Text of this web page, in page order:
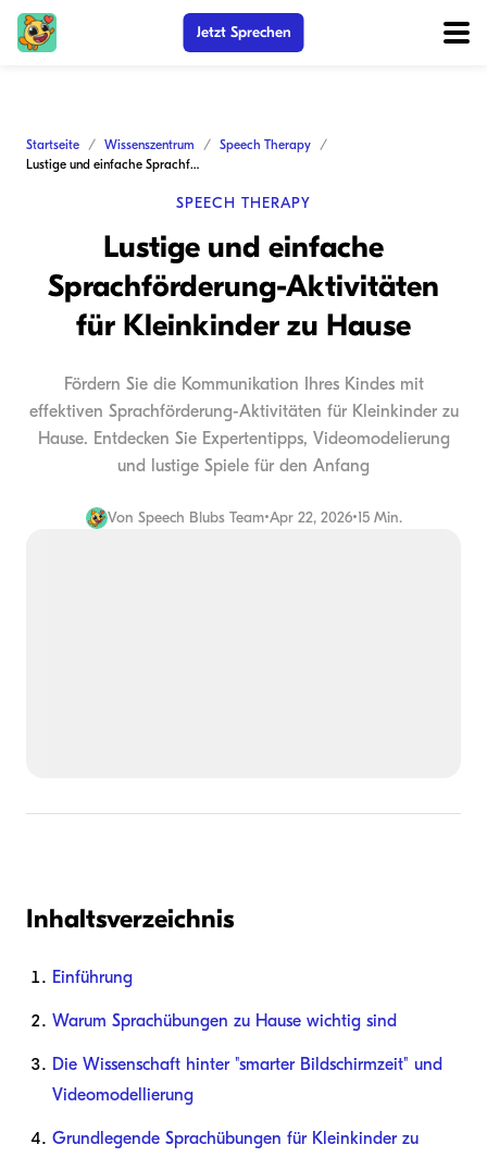
Jetzt Sprechen
Startseite Wissenszentrum
Speech Therapy
Lustige und einfache Sprachförderung-Aktivitäten für Kleinkinder zu Hause
SPEECH THERAPY
Lustige und einfache
Sprachförderung-Aktivitäten
für Kleinkinder zu Hause
Fördern Sie die Kommunikation Ihres Kindes mit
effektiven Sprachförderung-Aktivitäten für Kleinkinder zu
Hause. Entdecken Sie Expertentipps, Videomodelierung
und lustige Spiele für den Anfang
Von Speech Blubs Team•Apr 22, 2026•15 Min.
Inhaltsverzeichnis
Einführung
Warum Sprachübungen zu Hause wichtig sind
Die Wissenschaft hinter "smarter Bildschirmzeit" und
Videomodellierung
Grundlegende Sprachübungen für Kleinkinder zu